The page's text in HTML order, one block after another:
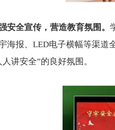
安全宣传，营造教育氛围。
海报、LED电子横幅等渠道
讲安全”的良好氛围。